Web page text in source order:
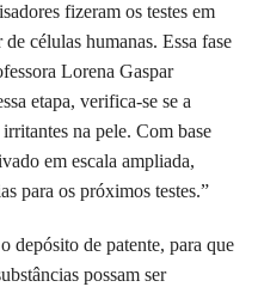
fizeram os testes em
células humanas. Essa fase
Lorena Gaspar
etapa, verifica-se se a
na pele. Com base
em escala ampliada,
para os próximos testes.”
depósito de patente, para que
possam ser